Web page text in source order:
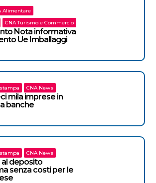
Alimentare
CNA Turismo e Commercio
Nota informativa
Ue Imballaggi
CNA News
mila imprese in
banche
CNA News
al deposito
senza costi per le